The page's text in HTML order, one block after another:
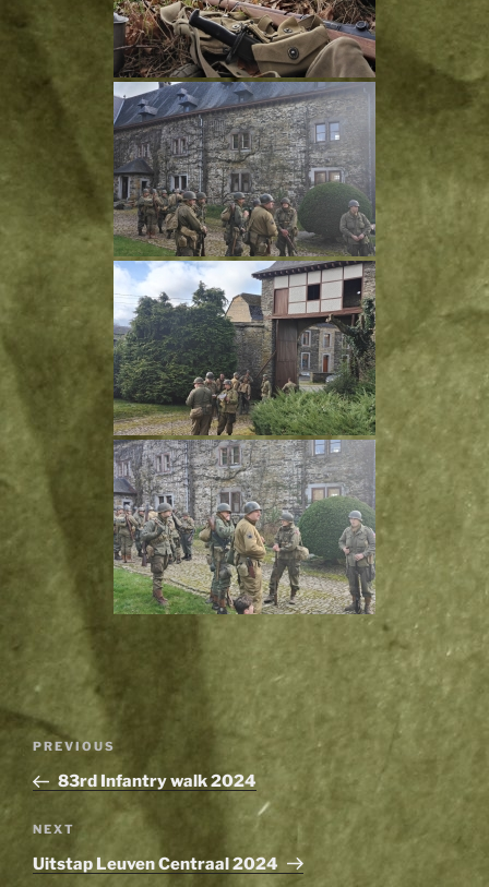
Post
navigation
Previous
Post
PREVIOUS
83rd Infantry walk 2024
Next
Post
NEXT
Uitstap Leuven Centraal 2024